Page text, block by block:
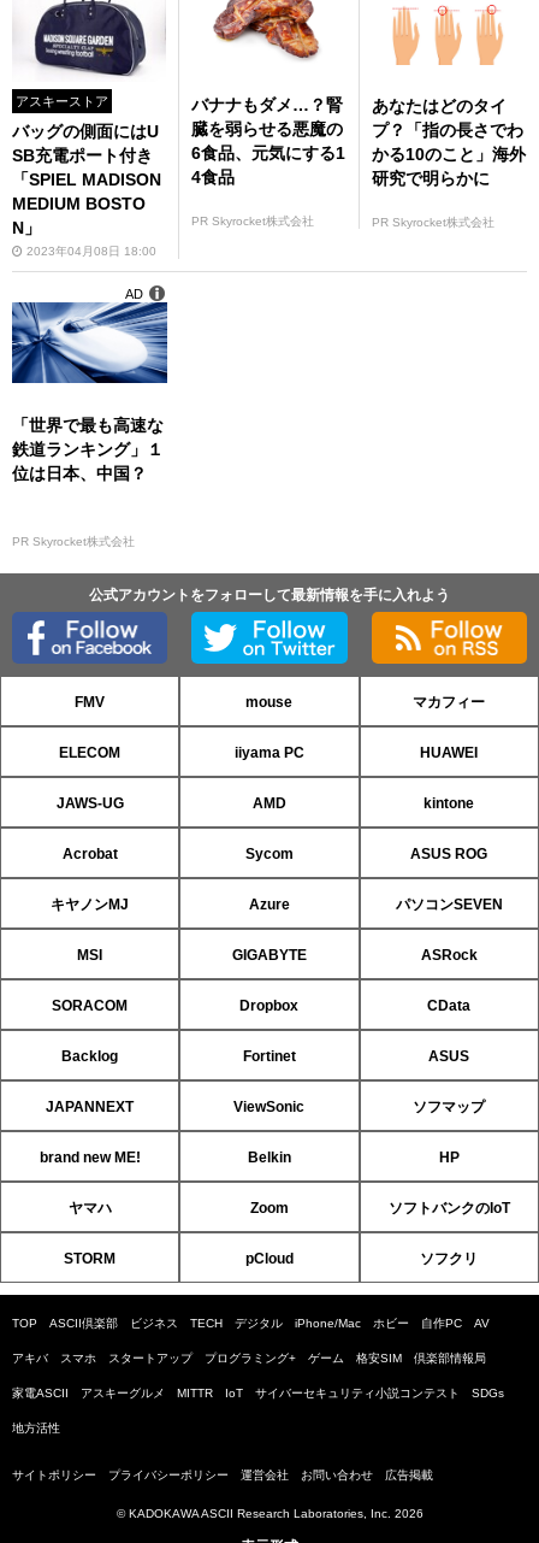
アスキーストア
バッグの側面にはU
SB充電ポート付き
「SPIEL MADISON
MEDIUM BOSTO
N」
2023年04月08日 18:00
バナナもダメ…？腎
臓を弱らせる悪魔の
6食品、元気にする1
4食品
PR Skyrocket株式会社
あなたはどのタイ
プ？「指の長さでわ
かる10のこと」海外
研究で明らかに
PR Skyrocket株式会社
「世界で最も高速な
鉄道ランキング」１
位は日本、中国？
PR Skyrocket株式会社
AD
公式アカウントをフォローして最新情報を手に入れよう
FMV mouse マカフィー
ELECOM iiyama PC HUAWEI
JAWS-UG AMD kintone
Acrobat Sycom ASUS ROG
キヤノンMJ Azure パソコンSEVEN
MSI GIGABYTE ASRock
SORACOM Dropbox CData
Backlog Fortinet ASUS
JAPANNEXT ViewSonic ソフマップ
brand new ME! Belkin HP
ヤマハ Zoom ソフトバンクのIoT
STORM pCloud ソフクリ
TOP ASCII倶楽部 ビジネス TECH デジタル iPhone/Mac ホビー 自作PC AV
アキバ スマホ スタートアップ プログラミング+ ゲーム 格安SIM 倶楽部情報局
家電ASCII アスキーグルメ MITTR IoT サイバーセキュリティ小説コンテスト SDGs
地方活性
サイトポリシー プライバシーポリシー 運営会社 お問い合わせ 広告掲載
© KADOKAWA ASCII Research Laboratories, Inc. 2026